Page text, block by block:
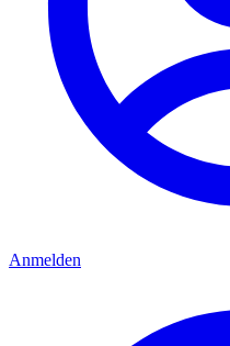
Anmelden